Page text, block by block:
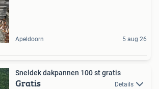
Apeldoorn 5 aug 26
Sneldek dakpannen 100 st gratis
Gratis Details